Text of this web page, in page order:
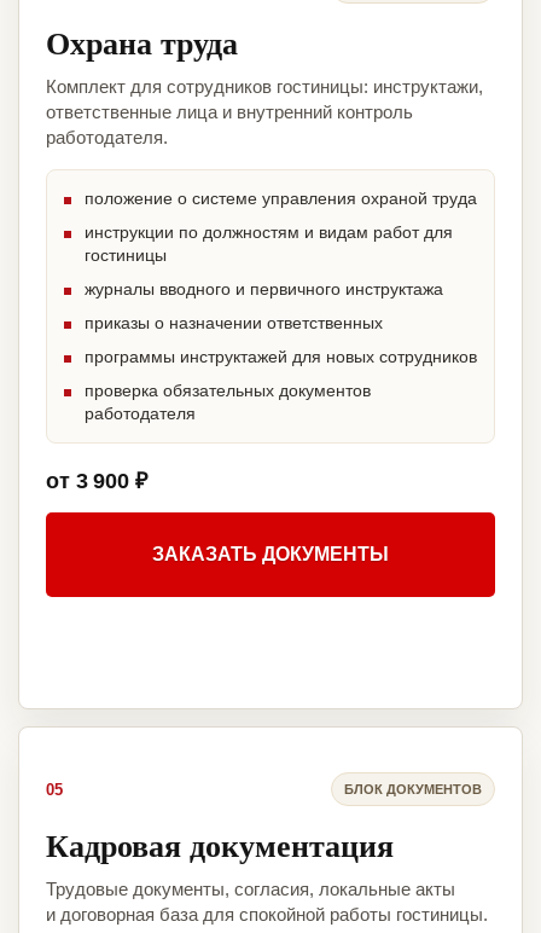
Охрана труда
Комплект для сотрудников гостиницы: инструктажи,
ответственные лица и внутренний контроль
работодателя.
положение о системе управления охраной труда
инструкции по должностям и видам работ для
гостиницы
журналы вводного и первичного инструктажа
приказы о назначении ответственных
программы инструктажей для новых сотрудников
проверка обязательных документов
работодателя
от 3 900 ₽
ЗАКАЗАТЬ ДОКУМЕНТЫ
05 БЛОК ДОКУМЕНТОВ
Кадровая документация
Трудовые документы, согласия, локальные акты
и договорная база для спокойной работы гостиницы.